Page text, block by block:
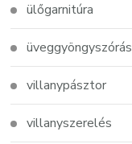
ülőgarnitúra
üveggyöngyszórás
villanypásztor
villanyszerelés